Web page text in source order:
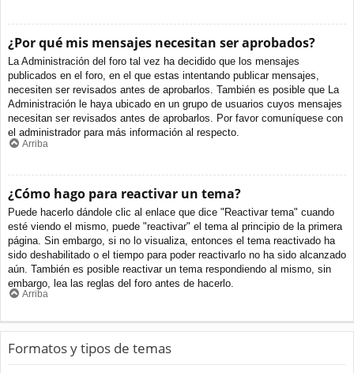
¿Por qué mis mensajes necesitan ser aprobados?
La Administración del foro tal vez ha decidido que los mensajes
publicados en el foro, en el que estas intentando publicar mensajes,
necesiten ser revisados antes de aprobarlos. También es posible que La
Administración le haya ubicado en un grupo de usuarios cuyos mensajes
necesitan ser revisados antes de aprobarlos. Por favor comuníquese con
el administrador para más información al respecto.
Arriba
¿Cómo hago para reactivar un tema?
Puede hacerlo dándole clic al enlace que dice "Reactivar tema" cuando
esté viendo el mismo, puede "reactivar" el tema al principio de la primera
página. Sin embargo, si no lo visualiza, entonces el tema reactivado ha
sido deshabilitado o el tiempo para poder reactivarlo no ha sido alcanzado
aún. También es posible reactivar un tema respondiendo al mismo, sin
embargo, lea las reglas del foro antes de hacerlo.
Arriba
Formatos y tipos de temas